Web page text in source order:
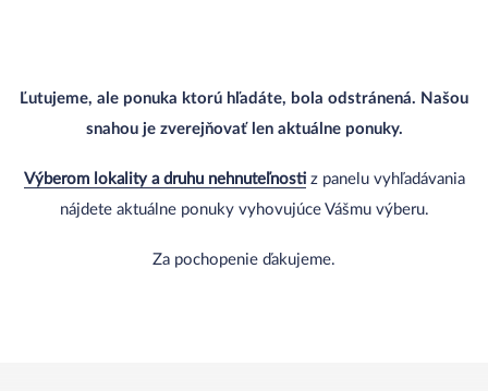
Ľutujeme, ale ponuka ktorú hľadáte, bola odstránená. Našou
snahou je zverejňovať len aktuálne ponuky.
Výberom lokality a druhu nehnuteľnostiz panelu vyhľadávania
nájdete aktuálne ponuky vyhovujúce Vášmu výberu.
Za pochopenie ďakujeme.